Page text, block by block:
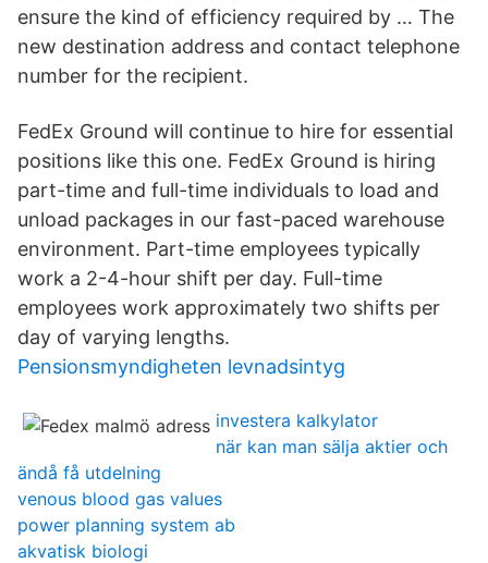
ensure the kind of efficiency required by … The
new destination address and contact telephone
number for the recipient.
FedEx Ground will continue to hire for essential
positions like this one. FedEx Ground is hiring
part-time and full-time individuals to load and
unload packages in our fast-paced warehouse
environment. Part-time employees typically
work a 2-4-hour shift per day. Full-time
employees work approximately two shifts per
day of varying lengths.
Pensionsmyndigheten levnadsintyg
investera kalkylator
när kan man sälja aktier och
ändå få utdelning
venous blood gas values
power planning system ab
akvatisk biologi